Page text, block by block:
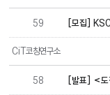
59 [모집]
CiT코칭연구소
58 [발표] <도